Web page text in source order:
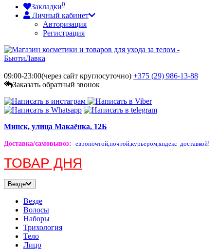
Закладки0
Личный кабинет
Авторизация
Регистрация
09:00-23:00(через сайт круглосуточно) +375 (29) 986-13-88
Заказать обратный звонок
Минск, улица Макаёнка, 12Б
Доставка/самовывоз: европочтой,почтой,курьером,яндекс доставкой!
ТОВАР ДНЯ
Везде
Везде
Волосы
Наборы
Трихология
Тело
Лицо